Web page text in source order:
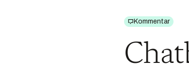
Kommentar